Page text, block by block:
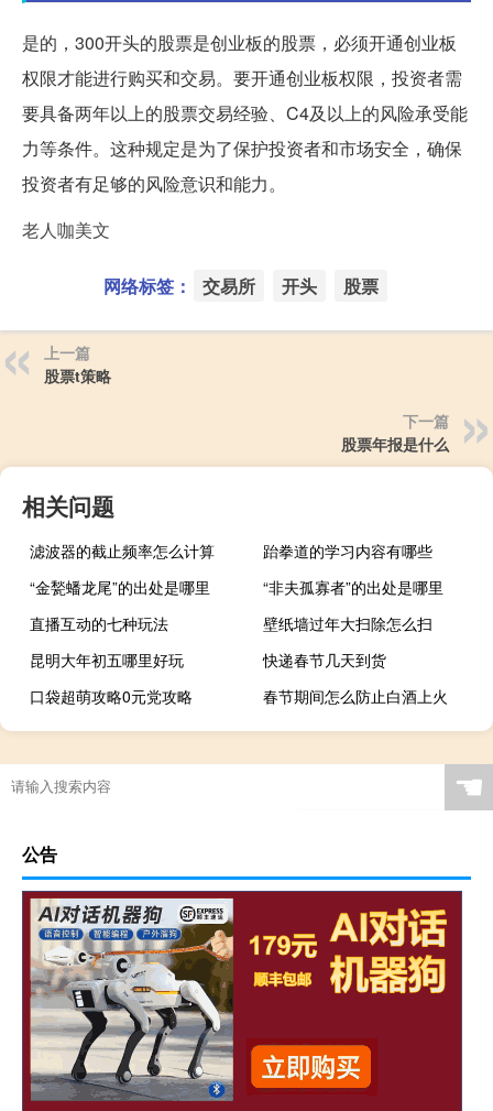
是的，300开头的股票是创业板的股票，必须开通创业板
权限才能进行购买和交易。要开通创业板权限，投资者需
要具备两年以上的股票交易经验、C4及以上的风险承受能
力等条件。这种规定是为了保护投资者和市场安全，确保
投资者有足够的风险意识和能力。
老人咖美文
网络标签： 交易所 开头 股票
上一篇
股票t策略
下一篇
股票年报是什么
相关问题
滤波器的截止频率怎么计算
跆拳道的学习内容有哪些
“金甃蟠龙尾”的出处是哪里
“非夫孤寡者”的出处是哪里
直播互动的七种玩法
壁纸墙过年大扫除怎么扫
昆明大年初五哪里好玩
快递春节几天到货
口袋超萌攻略0元党攻略
春节期间怎么防止白酒上火
☚
公告